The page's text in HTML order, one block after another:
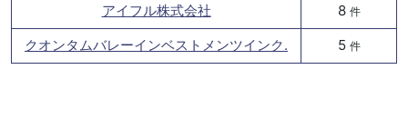
アイフル株式会社 8 件
クオンタムバレーインベストメンツインク. 5 件